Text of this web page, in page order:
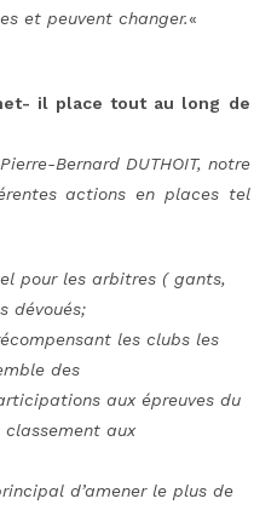
et peuvent changer.«
il place tout au long de
Bernard DUTHOIT, notre
actions en places tel
pour les arbitres ( gants,
dévoués;
les clubs les
des
aux épreuves du
aux
d’amener le plus de